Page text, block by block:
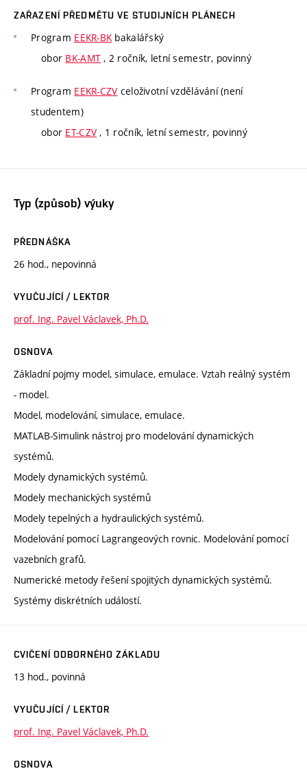
ZAŘAZENÍ PŘEDMĚTU VE STUDIJNÍCH PLÁNECH
Program EEKR-BKbakalářský
obor BK-AMT , 2 ročník, letní semestr, povinný
Program EEKR-CZV celoživotní vzdělávání (není
studentem)
obor ET-CZV , 1 ročník, letní semestr, povinný
Typ (způsob) výuky
PŘEDNÁŠKA
26 hod., nepovinná
VYUČUJÍCÍ / LEKTOR
prof. Ing. Pavel Václavek, Ph.D.
OSNOVA
Základní pojmy model, simulace, emulace. Vztah reálný systém
- model.
Model, modelování, simulace, emulace.
MATLAB-Simulink nástroj pro modelování dynamických
systémů.
Modely dynamických systémů.
Modely mechanických systémů
Modely tepelných a hydraulických systémů.
Modelování pomocí Lagrangeových rovnic. Modelování pomocí
vazebních grafů.
Numerické metody řešení spojitých dynamických systémů.
Systémy diskrétních událostí.
CVIČENÍ ODBORNÉHO ZÁKLADU
13 hod., povinná
VYUČUJÍCÍ / LEKTOR
prof. Ing. Pavel Václavek, Ph.D.
OSNOVA